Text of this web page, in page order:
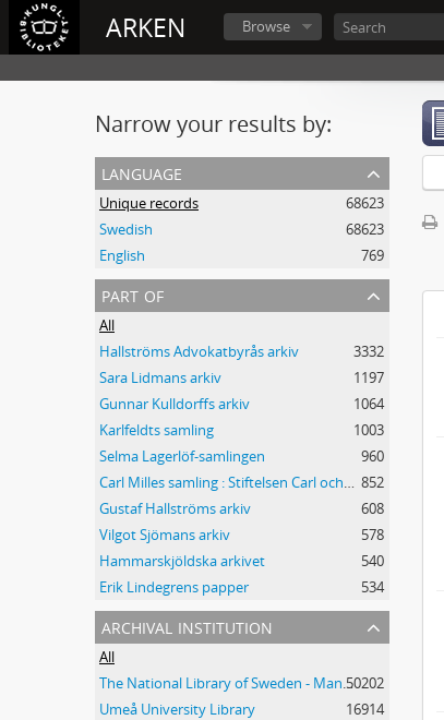
ARKEN Browse
Narrow your results by:
language
Unique records
68623
Swedish
68623
English
769
part of
All
Hallströms Advokatbyrås arkiv
3332
Sara Lidmans arkiv
1197
Gunnar Kulldorffs arkiv
1064
Karlfeldts samling
1003
Selma Lagerlöf-samlingen
960
Carl Milles samling : Stiftelsen Carl och Olga Milles Lidingöhem 852
Gustaf Hallströms arkiv
608
Vilgot Sjömans arkiv
578
Hammarskjöldska arkivet
540
Erik Lindegrens papper
534
archival institution
All
The National Library of Sweden - Manuscripts Collections50202
Umeå University Library
16914